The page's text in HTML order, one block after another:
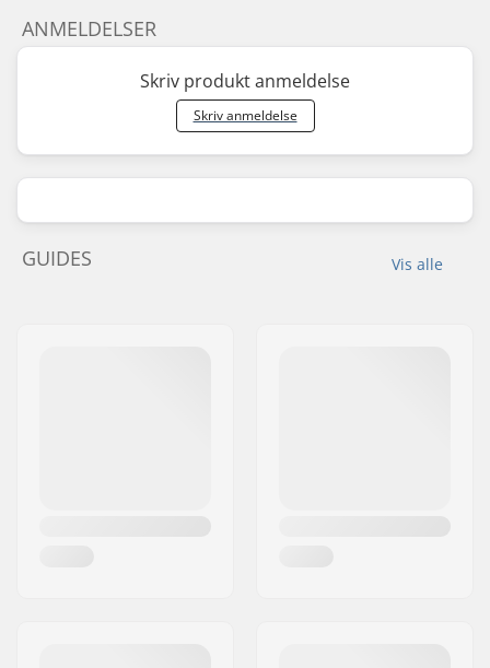
ANMELDELSER
Skriv produkt anmeldelse
Skriv anmeldelse
Vis alle
GUIDES